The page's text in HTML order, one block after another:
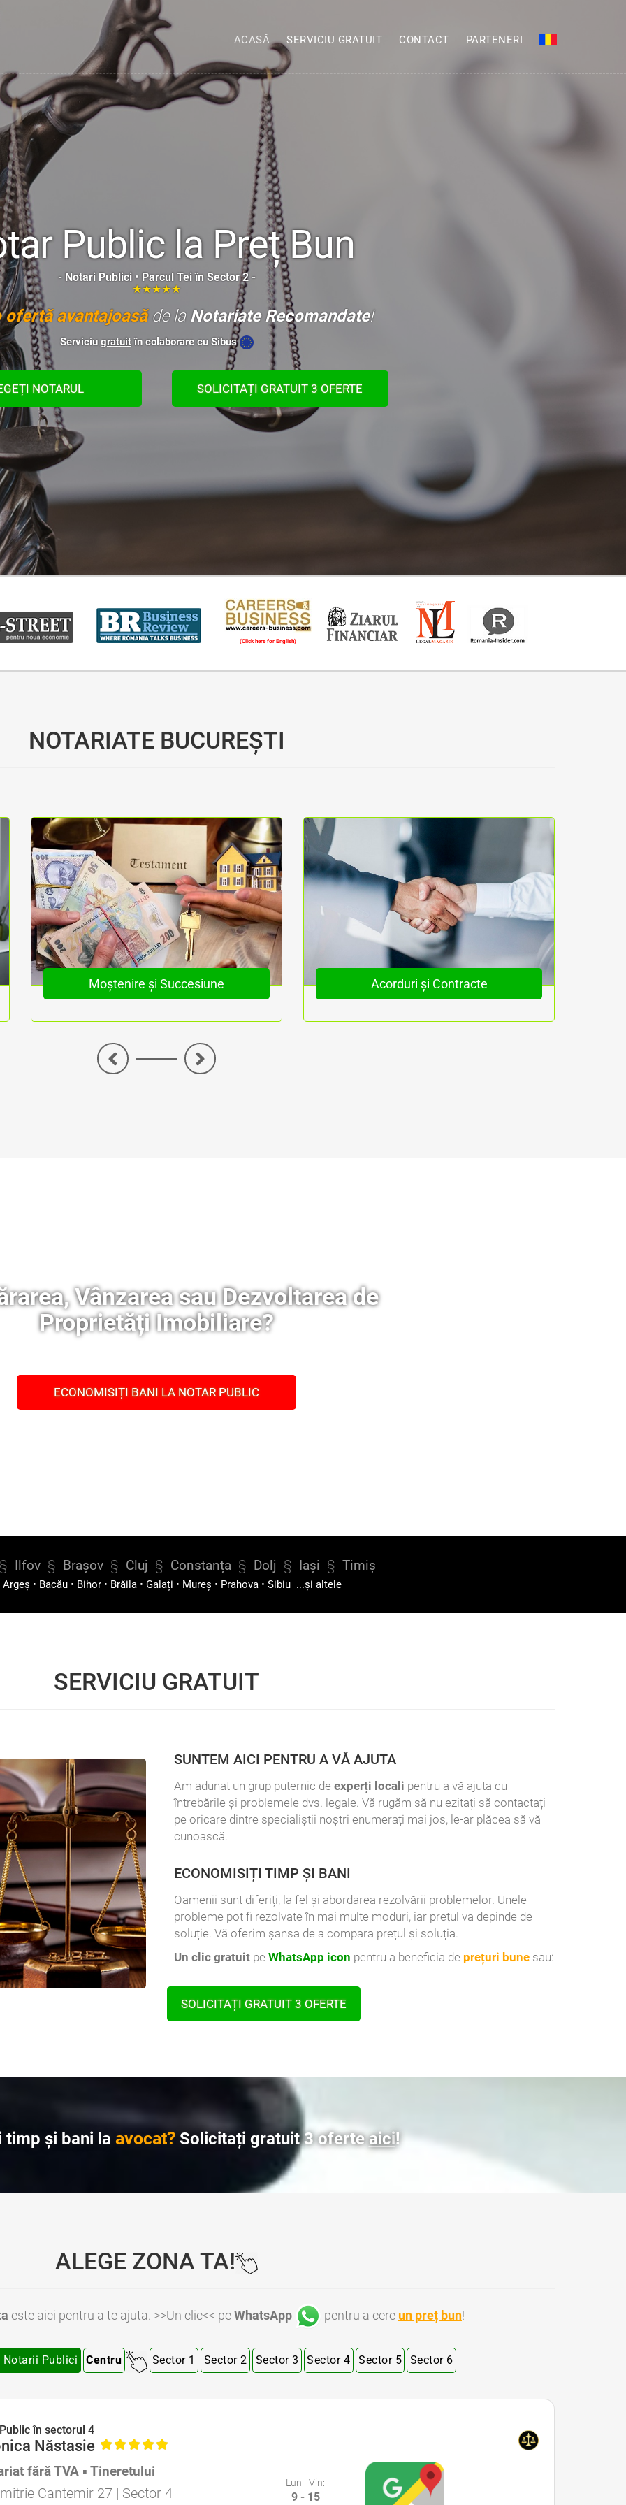
ACASĂ SERVICIU GRATUIT CONTACT PARTENERI
Public la Preț Bun
- Notari Publici • Parcul Tei în Sector 2 -
★★★★★
ofertă avantajoasăde la Notariate Recomandate!
Serviciu gratuitîn colaborare cu Sibus
NOTARUL SOLICITAȚI GRATUIT 3 OFERTE
(Click here for English)
NOTARIATE BUCUREȘTI
Moștenire și Succesiune Acorduri și Contracte
<
Vânzarea sau Dezvoltarea de
Proprietăți Imobiliare?
ECONOMISIȚI BANI LA NOTAR PUBLIC
Ilfov § Brașov § Cluj § Constanța § Dolj § Iași § Timiș
Argeș • Bacău• Bihor• Brăila• Galați • Mureș • Prahova• Sibiu ...și altele
SERVICIU GRATUIT
SUNTEM AICI PENTRU A VĂ AJUTA
Am adunat un grup puternic de experți locali pentru a vă ajuta cu
întrebările și problemele dvs. legale. Vă rugăm să nu ezitați să contactați
pe oricare dintre specialiștii noștri enumerați mai jos, le-ar plăcea să vă
cunoască.
ECONOMISIȚI TIMP ȘI BANI
Oamenii sunt diferiți, la fel și abordarea rezolvării problemelor. Unele
probleme pot fi rezolvate în mai multe moduri, iar prețul va depinde de
soluție. Vă oferim șansa de a compara prețul și soluția.
Un clic gratuit pe WhatsApp icon pentru a beneficia de prețuri bune sau:
SOLICITAȚI GRATUIT 3 OFERTE
și bani la avocat? Solicitați gratuit 3 oferteaici!
ALEGE ZONA TA!
este aici pentru a te ajuta. >>Un clic<< peWhatsApp pentru a cere un preț bun!
Notarii Publici Centru Sector 1 Sector 2 Sector 3 Sector 4 Sector 5 Sector 6
în sectorul 4
Năstasie
fără TVA ▪ Tineretului
Cantemir 27 | Sector 4
Lun - Vin:
9 - 15